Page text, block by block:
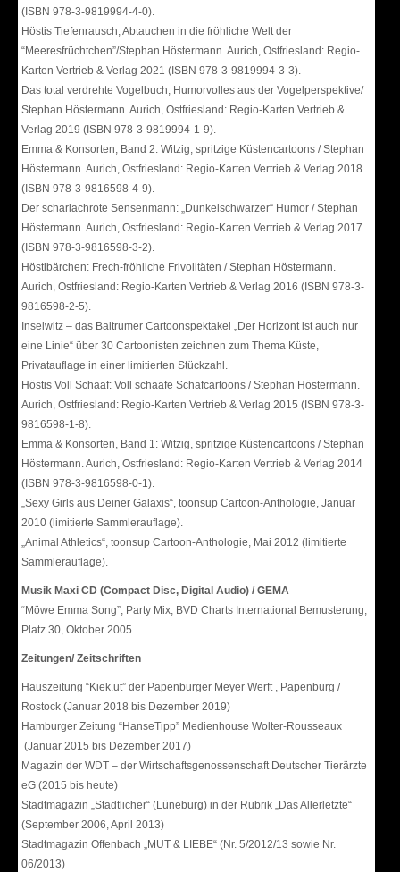
(ISBN 978-3-9819994-4-0).
Höstis Tiefenrausch, Abtauchen in die fröhliche Welt der
“Meeresfrüchtchen”/Stephan Höstermann. Aurich, Ostfriesland: Regio-
Karten Vertrieb & Verlag 2021 (ISBN 978-3-9819994-3-3).
Das total verdrehte Vogelbuch, Humorvolles aus der Vogelperspektive/
Stephan Höstermann. Aurich, Ostfriesland: Regio-Karten Vertrieb &
Verlag 2019 (ISBN 978-3-9819994-1-9).
Emma & Konsorten, Band 2: Witzig, spritzige Küstencartoons / Stephan
Höstermann. Aurich, Ostfriesland: Regio-Karten Vertrieb & Verlag 2018
(ISBN 978-3-9816598-4-9).
Der scharlachrote Sensenmann: „Dunkelschwarzer“ Humor / Stephan
Höstermann. Aurich, Ostfriesland: Regio-Karten Vertrieb & Verlag 2017
(ISBN 978-3-9816598-3-2).
Höstibärchen: Frech-fröhliche Frivolitäten / Stephan Höstermann.
Aurich, Ostfriesland: Regio-Karten Vertrieb & Verlag 2016 (ISBN 978-3-
9816598-2-5).
Inselwitz – das Baltrumer Cartoonspektakel „Der Horizont ist auch nur
eine Linie“ über 30 Cartoonisten zeichnen zum Thema Küste,
Privatauflage in einer limitierten Stückzahl.
Höstis Voll Schaaf: Voll schaafe Schafcartoons / Stephan Höstermann.
Aurich, Ostfriesland: Regio-Karten Vertrieb & Verlag 2015 (ISBN 978-3-
9816598-1-8).
Emma & Konsorten, Band 1: Witzig, spritzige Küstencartoons / Stephan
Höstermann. Aurich, Ostfriesland: Regio-Karten Vertrieb & Verlag 2014
(ISBN 978-3-9816598-0-1).
„Sexy Girls aus Deiner Galaxis“, toonsup Cartoon-Anthologie, Januar
2010 (limitierte Sammlerauflage).
„Animal Athletics“, toonsup Cartoon-Anthologie, Mai 2012 (limitierte
Sammlerauflage).
Musik Maxi CD (Compact Disc, Digital Audio) / GEMA
“Möwe Emma Song”, Party Mix, BVD Charts International Bemusterung,
Platz 30, Oktober 2005
Zeitungen/ Zeitschriften
Hauszeitung “Kiek.ut” der Papenburger Meyer Werft , Papenburg /
Rostock (Januar 2018 bis Dezember 2019)
Hamburger Zeitung “HanseTipp” Medienhouse Wolter-Rousseaux
(Januar 2015 bis Dezember 2017)
Magazin der WDT – der Wirtschaftsgenossenschaft Deutscher Tierärzte
eG (2015 bis heute)
Stadtmagazin „Stadtlicher“ (Lüneburg) in der Rubrik „Das Allerletzte“
(September 2006, April 2013)
Stadtmagazin Offenbach „MUT & LIEBE“ (Nr. 5/2012/13 sowie Nr.
06/2013)